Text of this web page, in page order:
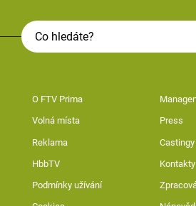
O FTV Prima
Volná místa Press
Reklama Castingy
HbbTV Kontakty
Podmínky užívání